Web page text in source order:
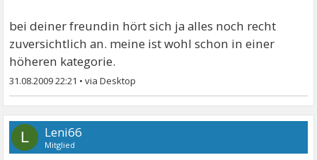
bei deiner freundin hört sich ja alles noch recht
zuversichtlich an. meine ist wohl schon in einer
höheren kategorie.
31.08.2009 22:21 •
L Leni66
Mitglied